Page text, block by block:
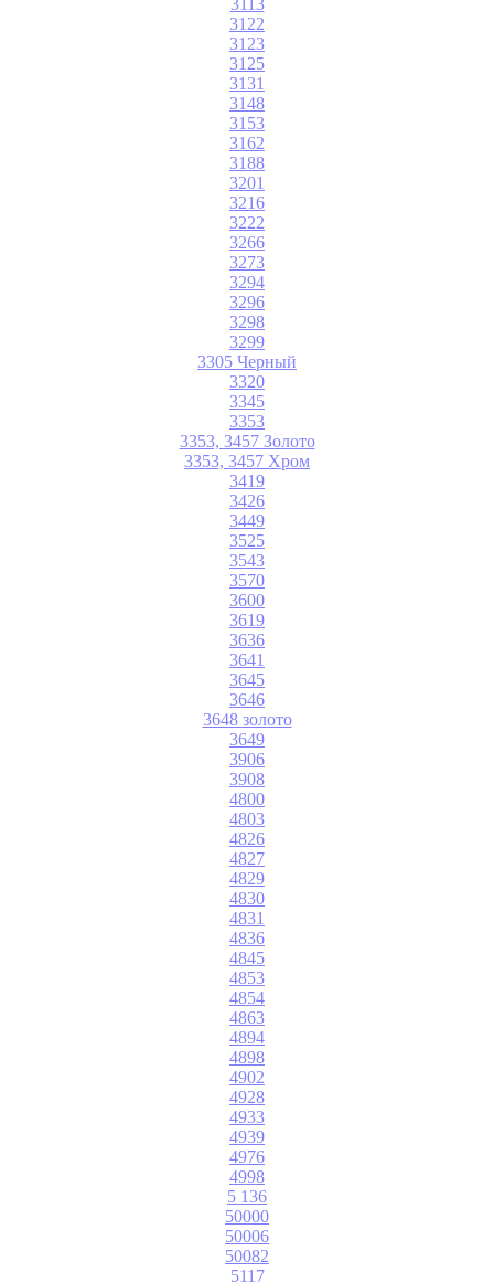
3122
3123
3125
3131
3148
3153
3162
3188
3201
3216
3222
3266
3273
3294
3296
3298
3299
3305 Черный
3320
3345
3353
3353, 3457 Золото
3353, 3457 Хром
3419
3426
3449
3525
3543
3570
3600
3619
3636
3641
3645
3646
3648 золото
3649
3906
3908
4800
4803
4826
4827
4829
4830
4831
4836
4845
4853
4854
4863
4894
4898
4902
4928
4933
4939
4976
4998
5 136
50000
50006
50082
5117